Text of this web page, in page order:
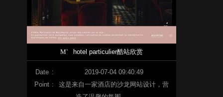
M` hotel particulier酷站欣赏
Date :
2019-07-04 09:40:49
Point :
这是来自一家酒店的沙龙网站设计，营